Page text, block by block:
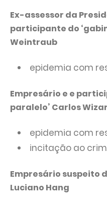
Ex-assessor da
participante do
Weintraub
epidemia com
Empresário e e
paralelo’ Carlos
epidemia com
incitação ao
Empresário suspeito
Luciano Hang